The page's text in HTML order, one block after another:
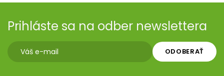
Prihláste sa na odber newslettera
ODOBERAŤ